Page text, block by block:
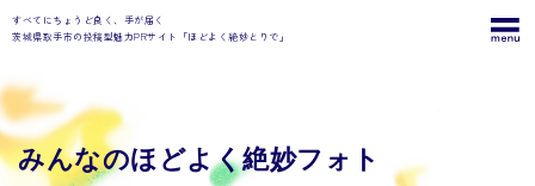
すべてにちょうど良く、手が届く
茨城県取手市の投稿型魅力PRサイト「ほどよく絶妙とりで」
みんなのほどよく絶妙フォト